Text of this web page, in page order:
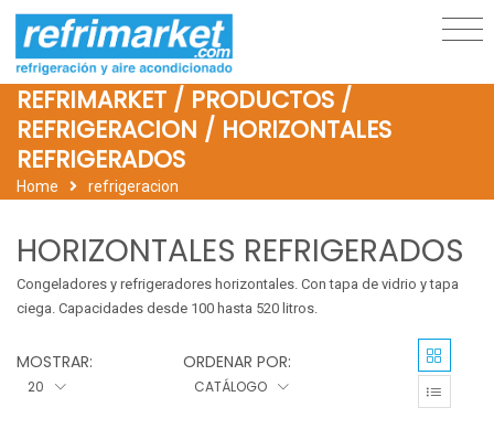
REFRIMARKET / PRODUCTOS /
REFRIGERACION / HORIZONTALES
REFRIGERADOS
Home refrigeracion
HORIZONTALES REFRIGERADOS
Congeladores y refrigeradores horizontales. Con tapa de vidrio y tapa
ciega. Capacidades desde 100 hasta 520 litros.
MOSTRAR:
20
ORDENAR POR:
CATÁLOGO